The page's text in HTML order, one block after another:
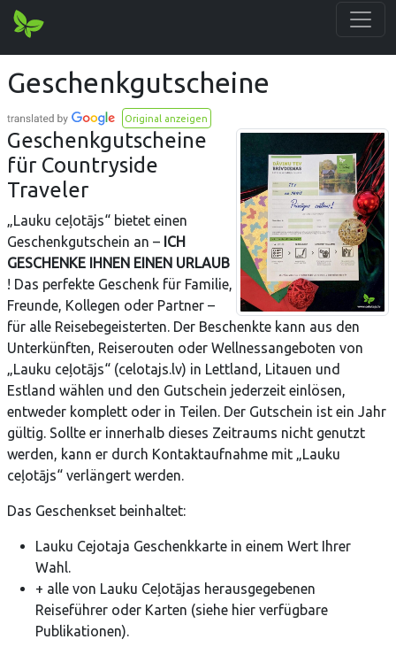
Geschenkgutscheine
Original anzeigen
Geschenkgutscheine
für Countryside
Traveler
„Lauku ceļotājs“ bietet einen
Geschenkgutschein an – ICH
GESCHENKE IHNEN EINEN URLAUB
! Das perfekte Geschenk für Familie,
Freunde, Kollegen oder Partner –
für alle Reisebegeisterten. Der Beschenkte kann aus den
Unterkünften, Reiserouten oder Wellnessangeboten von
„Lauku ceļotājs“ (celotajs.lv) in Lettland, Litauen und
Estland wählen und den Gutschein jederzeit einlösen,
entweder komplett oder in Teilen. Der Gutschein ist ein Jahr
gültig. Sollte er innerhalb dieses Zeitraums nicht genutzt
werden, kann er durch Kontaktaufnahme mit „Lauku
ceļotājs“ verlängert werden.
Das Geschenkset beinhaltet:
Lauku Cejotaja Geschenkkarte in einem Wert Ihrer
Wahl.
+ alle von Lauku Ceļotājas herausgegebenen
Reiseführer oder Karten (siehe hier verfügbare
Publikationen).